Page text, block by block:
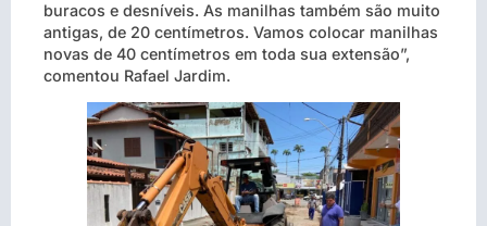
buracos e desníveis. As manilhas também são muito
antigas, de 20 centímetros. Vamos colocar manilhas
novas de 40 centímetros em toda sua extensão”,
comentou Rafael Jardim.